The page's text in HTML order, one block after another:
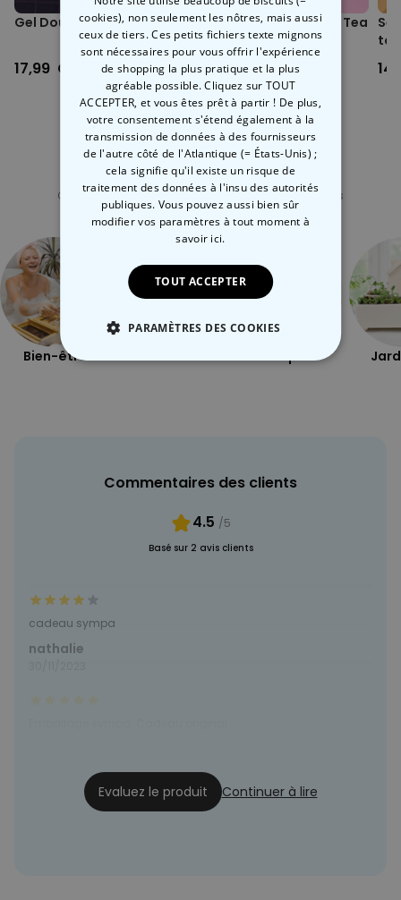
Gel Douche de Sang
17,99 CHF
Boules de bain Bubble Tea
Boba
12,99 CHF
Catégorie concernée
Consultez nos autres catégories de cadeux insolites
Bien-être Plein air Coquin
Commentaires des clients
4.5 /5
Basé sur 2 avis clients
cadeau sympa
nathalie
Evaluez le produit Continuer à lire
cookies), non seulement les nôtres, mais aussi
ceux de tiers. Ces petits fichiers texte mignons
sont nécessaires pour vous offrir l'expérience
de shopping la plus pratique et la plus
agréable possible. Cliquez sur TOUT
ACCEPTER, et vous êtes prêt à partir ! De plus,
votre consentement s'étend également à la
transmission de données à des fournisseurs
de l'autre côté de l'Atlantique (= États-Unis) ;
cela signifie qu'il existe un risque de
traitement des données à l'insu des autorités
publiques. Vous pouvez aussi bien sûr
modifier vos paramètres à tout moment à
savoir ici.
TOUT ACCEPTER
PARAMÈTRES DES COOKIES